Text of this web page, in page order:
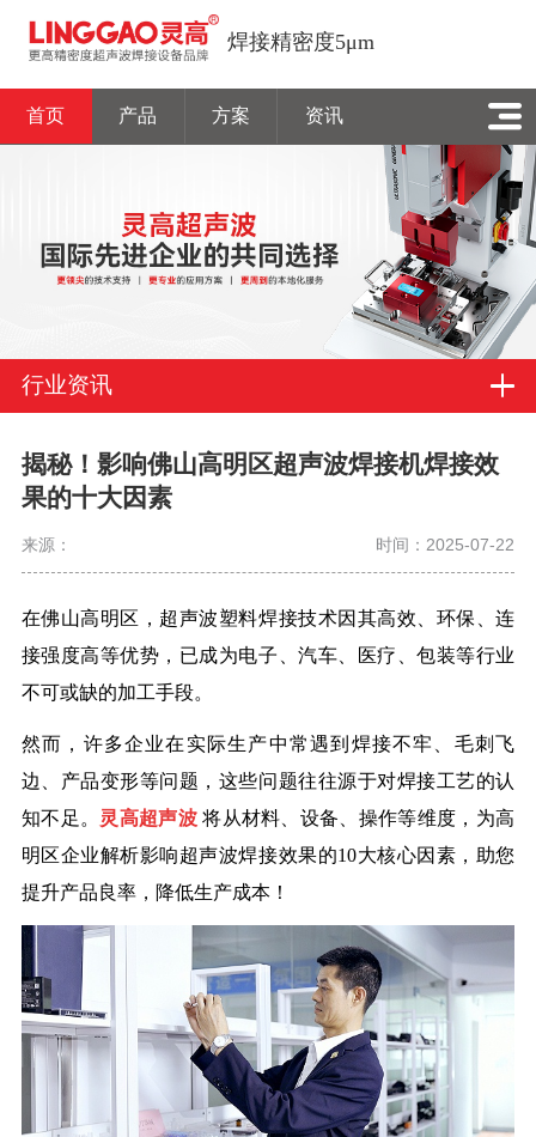
焊接精密度5μm
首页 产品 方案 资讯
行业资讯
揭秘！影响佛山高明区超声波焊接机焊接效
果的十大因素
来源： 时间：2025-07-22
在佛山高明区，超声波塑料焊接技术因其高效、环保、连
接强度高等优势，已成为电子、汽车、医疗、包装等行业
不可或缺的加工手段。
然而，许多企业在实际生产中常遇到焊接不牢、毛刺飞
边、产品变形等问题，这些问题往往源于对焊接工艺的认
知不足。
灵高超声波 将从材料、设备、操作等维度，为高
明区企业解析影响超声波焊接效果的10大核心因素，助您
提升产品良率，降低生产成本！